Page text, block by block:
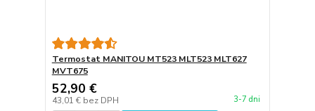
Termostat MANITOU MT523 MLT523 MLT627
MVT675
52,90 €
43,01 € bez DPH 3-7 dni